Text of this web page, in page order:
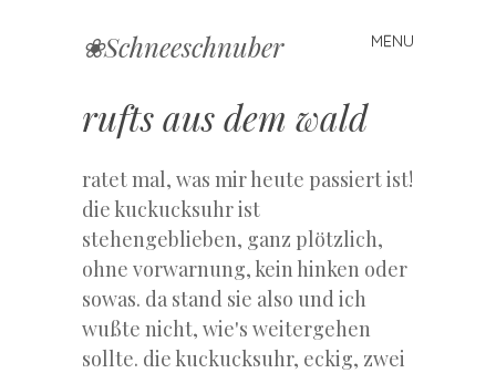
❀Schneeschnuber MENU
Skip
rufts aus dem wald
ratet mal, was mir heute passiert ist!
die kuckucksuhr ist
stehengeblieben, ganz plötzlich,
ohne vorwarnung, kein hinken oder
sowas. da stand sie also und ich
wußte nicht, wie's weitergehen
sollte. die kuckucksuhr, eckig, zwei